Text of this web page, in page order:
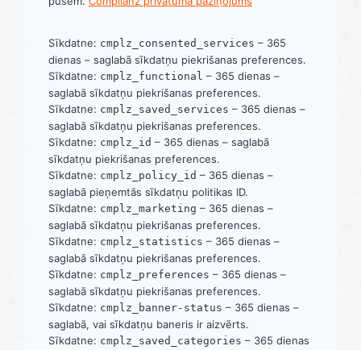
Sīkdatne: cmplz_consented_services – 365
dienas – saglabā sīkdatņu piekrišanas preferences.
Sīkdatne: cmplz_functional – 365 dienas –
saglabā sīkdatņu piekrišanas preferences.
Sīkdatne: cmplz_saved_services – 365 dienas –
saglabā sīkdatņu piekrišanas preferences.
Sīkdatne: cmplz_id – 365 dienas – saglabā
sīkdatņu piekrišanas preferences.
Sīkdatne: cmplz_policy_id – 365 dienas –
saglabā pieņemtās sīkdatņu politikas ID.
Sīkdatne: cmplz_marketing – 365 dienas –
saglabā sīkdatņu piekrišanas preferences.
Sīkdatne: cmplz_statistics – 365 dienas –
saglabā sīkdatņu piekrišanas preferences.
Sīkdatne: cmplz_preferences – 365 dienas –
saglabā sīkdatņu piekrišanas preferences.
Sīkdatne: cmplz_banner-status – 365 dienas –
saglabā, vai sīkdatņu baneris ir aizvērts.
Sīkdatne: cmplz_saved_categories – 365 dienas